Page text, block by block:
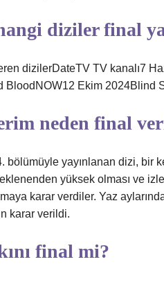
diziler final
dizilerDateTV TV kanalı7
BloodNOW12 Ekim 2024Blind
neden final
bölümüyle yayınlanan dizi, bir
yüksek olması ve
karar verdiler. Yaz
karar verildi.
final mi?